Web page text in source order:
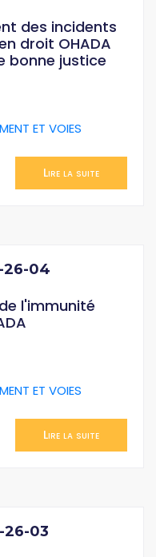
des incidents
droit OHADA
bonne justice
ET VOIES
Lire la suite
26-04
l'immunité
ET VOIES
Lire la suite
26-03